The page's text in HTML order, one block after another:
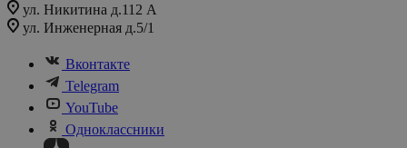
ул. Никитина д.112 А
ул. Инженерная д.5/1
Вконтакте
Telegram
YouTube
Одноклассники